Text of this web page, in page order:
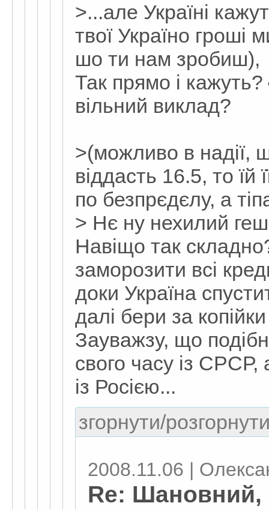
>...але Україні
твої Україно гроші
шо ти нам зробиш),
Так прямо і кажуть?
вільний виклад?
>(можливо в надії,
віддасть 16.5, то їй
по безпрєдєлу, а
> Нє ну нехилий
Навіщо так
заморозити всі
доки Україна
далі бери за
Зауважзу, що
свого часу із СРСР,
із Росією...
згорнути/
2008.11.06 |
Re: Шановний,